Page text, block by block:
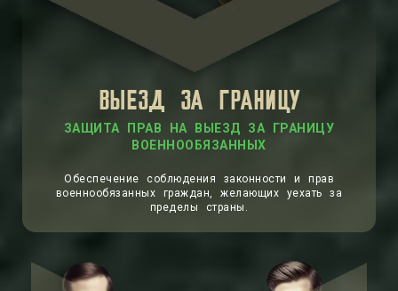
ВЫЕЗД ЗА ГРАНИЦУ
ЗАЩИТА ПРАВ НА ВЫЕЗД ЗА ГРАНИЦУ
ВОЕННООБЯЗАННЫХ
Обеспечение соблюдения законности и прав
военнообязанных граждан, желающих уехать за
пределы страны.